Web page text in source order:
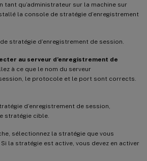
tant qu’administrateur sur la machine sur
la console de stratégie d’enregistrement
stratégie d’enregistrement de session.
au serveur d’enregistrement de
à ce que le nom du serveur
le protocole et le port sont corrects.
d’enregistrement de session,
stratégie cible.
sélectionnez la stratégie que vous
la stratégie est active, vous devez en activer